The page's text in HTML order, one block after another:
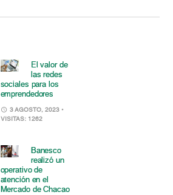
El valor de
las redes
sociales para los
emprendedores
3 AGOSTO, 2023 •
VISITAS: 1262
Banesco
realizó un
operativo de
atención en el
Mercado de Chacao